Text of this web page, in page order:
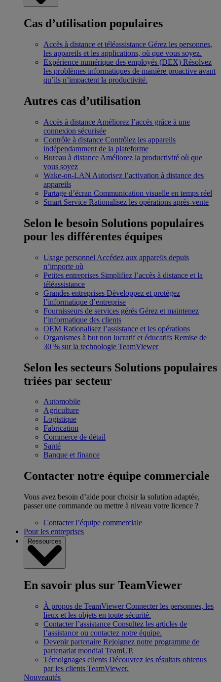
Cas d’utilisation populaires
Accès à distance et téléassistance Gérez les personnes,
les appareils et les applications, où que vous soyez.
Expérience numérique des employés (DEX) Résolvez
les problèmes informatiques de manière proactive avant
qu’ils n’impactent la productivité.
Autres cas d’utilisation
Accès à distance Améliorez l’accès grâce à une
connexion sécurisée
Contrôle à distance Contrôlez les appareils
indépendamment de la plateforme
Bureau à distance Améliorez la productivité où que
vous soyez
Wake-on-LAN Autorisez l’activation à distance des
appareils
Partage d’écran Communication visuelle en temps réel
Smart Service Rationalisez les opérations après-vente
Selon le besoin Solutions populaires
pour les différentes équipes
Usage personnel Accédez aux appareils depuis
n’importe où
Petites entreprises Simplifiez l’accès à distance et la
téléassistance
Grandes entreprises Développez et protégez
l’informatique d’entreprise
Fournisseurs de services gérés Gérez et maintenez
l’informatique des clients
OEM Rationalisez l’assistance et les opérations
Organismes à but non lucratif et éducatifs Remise de
30 % sur la technologie TeamViewer
Selon les secteurs Solutions populaires
triées par secteur
Automobile
Agriculture
Logistique
Fabrication
Commerce de détail
Santé
Banque et finance
Contacter notre équipe commerciale
Vous avez besoin d’aide pour choisir la solution adaptée,
passer une commande ou mettre à niveau votre licence ?
Contacter l’équipe commerciale
Pour les entreprises
Ressources
En savoir plus sur TeamViewer
À propos de TeamViewer Connecter les personnes, les
lieux et les objets en toute sécurité.
Contacter l’assistance Consultez les articles de
l’assistance ou contactez notre équipe.
Devenir partenaire Rejoignez notre programme de
partenariat mondial TeamUP.
Témoignages clients Découvrez les résultats obtenus
par les clients TeamViewer.
Nouveautés